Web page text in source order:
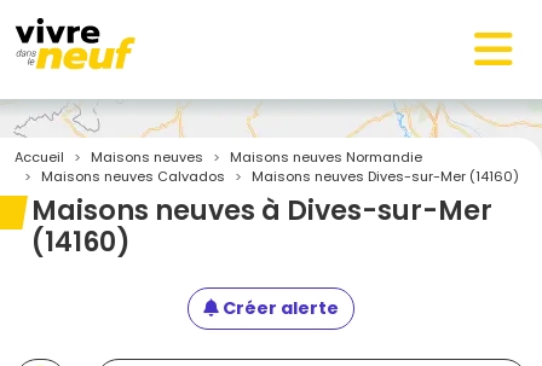
Accueil Maisons neuves
Maisons neuves Normandie
Maisons neuves Calvados
Maisons neuves Dives-sur-Mer (14160)
Maisons neuves à Dives-sur-Mer
(14160)
Créer alerte